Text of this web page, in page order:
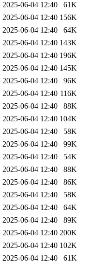
2025-06-04 12:40
61K
2025-06-04 12:40 156K
2025-06-04 12:40
64K
2025-06-04 12:40 143K
2025-06-04 12:40 196K
2025-06-04 12:40 145K
2025-06-04 12:40
96K
2025-06-04 12:40 116K
2025-06-04 12:40
88K
2025-06-04 12:40 104K
2025-06-04 12:40
58K
2025-06-04 12:40
99K
2025-06-04 12:40
54K
2025-06-04 12:40
88K
2025-06-04 12:40
86K
2025-06-04 12:40
58K
2025-06-04 12:40
64K
2025-06-04 12:40
89K
2025-06-04 12:40 200K
2025-06-04 12:40 102K
2025-06-04 12:40
61K